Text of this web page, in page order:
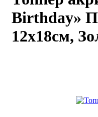
классы
Birthday»
12х18см,